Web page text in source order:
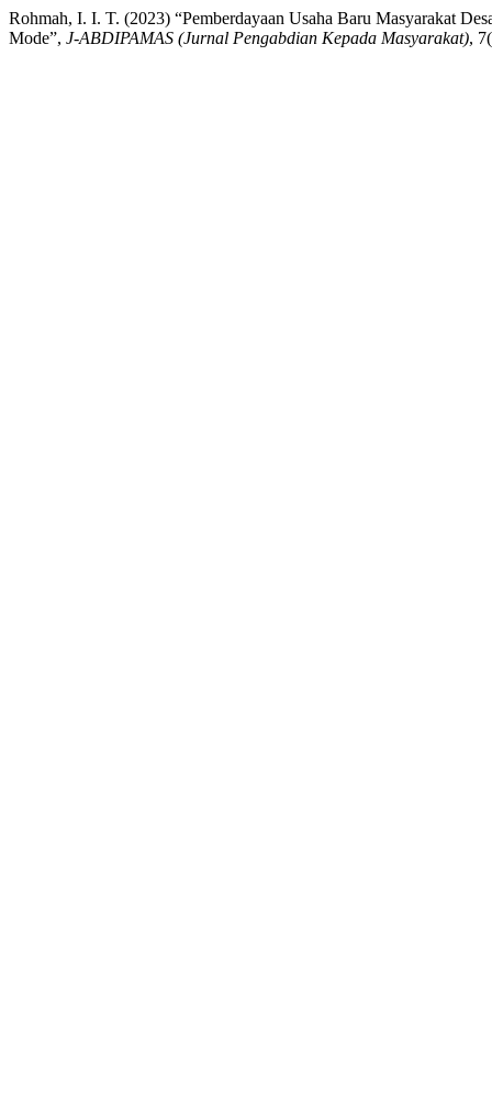
Rohmah, I. I. T. (2023) “Pemberdayaan Usaha Baru Masyarakat
Mode”, J-ABDIPAMAS (Jurnal Pengabdian Kepada Masyarakat),